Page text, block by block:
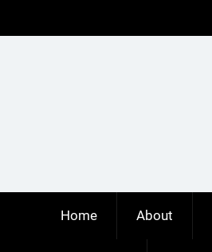
Home About